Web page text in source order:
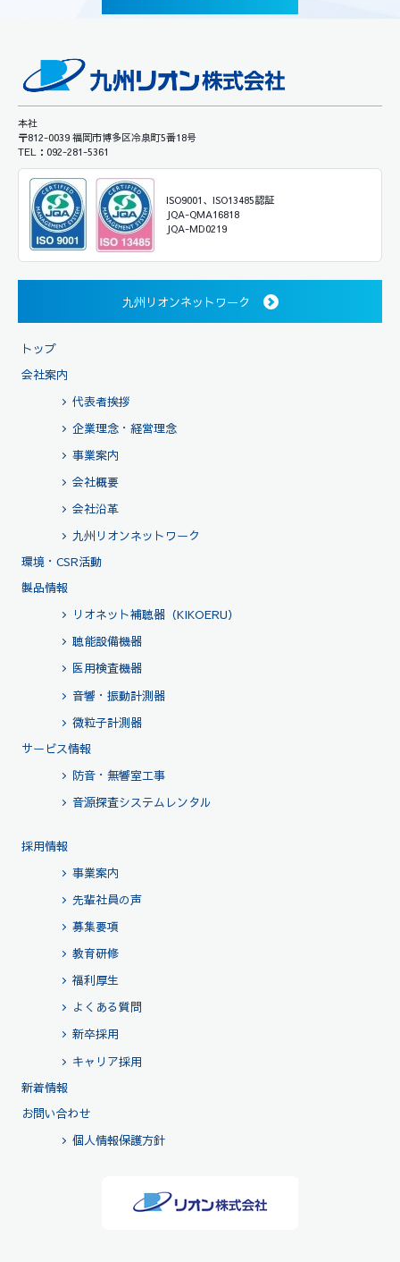
本社
〒812-0039 福岡市博多区冷泉町5番18号
TEL：092-281-5361
ISO9001、ISO13485認証
JQA-QMA16818
JQA-MD0219
九州リオンネットワーク
トップ
会社案内
代表者挨拶
企業理念・経営理念
事業案内
会社概要
会社沿革
九州リオンネットワーク
環境・CSR活動
製品情報
リオネット補聴器（KIKOERU）
聴能設備機器
医用検査機器
音響・振動計測器
微粒子計測器
サービス情報
防音・無響室工事
音源探査システムレンタル
採用情報
事業案内
先輩社員の声
募集要項
教育研修
福利厚生
よくある質問
新卒採用
キャリア採用
新着情報
お問い合わせ
個人情報保護方針